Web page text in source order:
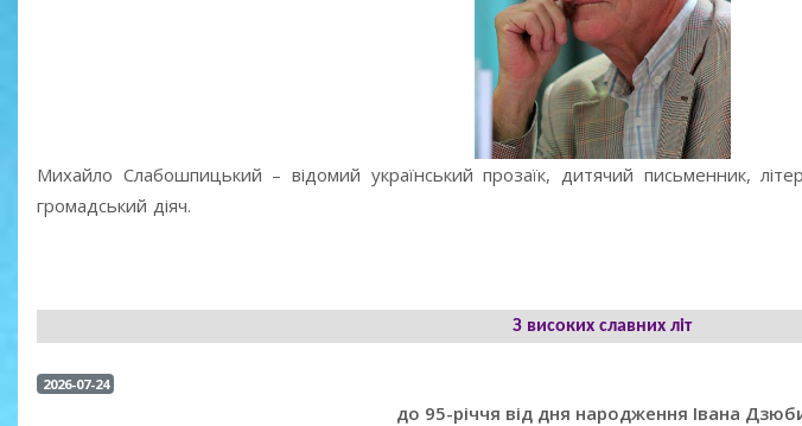
Михайло Слабошпицький – відомий український прозаїк, дитячий письменник,
громадський діяч.
З високих славних літ
2026-07-24
до 95-річчя від дня народження Івана